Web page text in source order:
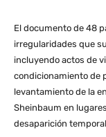
El documento de 48
irregularidades que
incluyendo actos de
condicionamiento de
levantamiento de la
Sheinbaum en
desaparición